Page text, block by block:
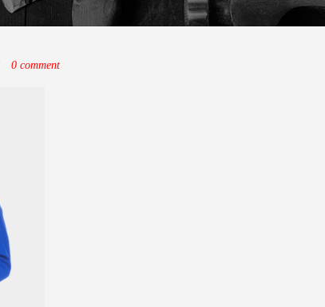
0 comment